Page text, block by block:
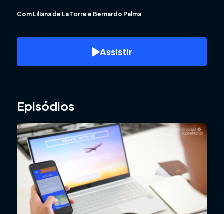
Com Liliana de La Torre e Bernardo Palma
Assistir
Episódios